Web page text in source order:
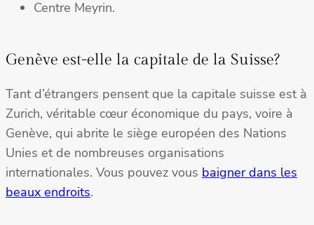
Centre Meyrin.
Genève est-elle la capitale de la Suisse?
Tant d’étrangers pensent que la capitale suisse est à
Zurich, véritable cœur économique du pays, voire à
Genève, qui abrite le siège européen des Nations
Unies et de nombreuses organisations
internationales. Vous pouvez vous baigner dans les
beaux endroits.